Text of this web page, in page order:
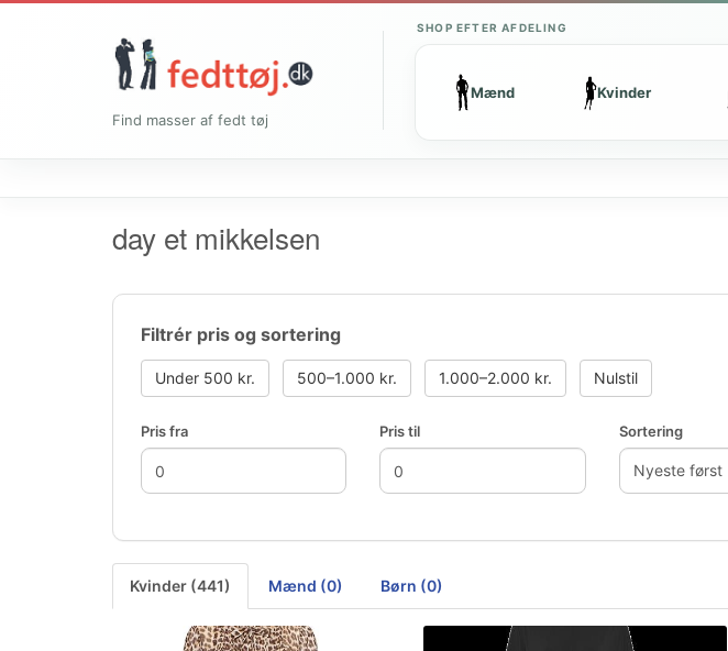
Find masser af fedt tøj
SHOP EFTER AFDELING
Mænd Kvinder
day et mikkelsen
Filtrér pris og sortering
Under 500 kr. 500–1.000 kr. 1.000–2.000 kr. Nulstil
Pris fra Pris til Sortering
Kvinder (441) Mænd (0) Børn (0)